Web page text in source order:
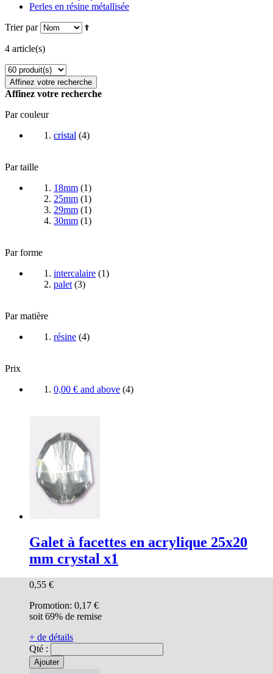
Perles en résine métallisée
Trier par
4 article(s)
Affinez votre recherche
Affinez votre recherche
Par couleur
cristal (4)
Par taille
18mm (1)
25mm (1)
29mm (1)
30mm (1)
Par forme
intercalaire (1)
palet (3)
Par matière
résine (4)
Prix
0,00 € and above (4)
Galet à facettes en acrylique 25x20
mm crystal x1
0,55 €
Promotion: 0,17 €
soit 69% de remise
+ de détails
Qté :
Ajouter